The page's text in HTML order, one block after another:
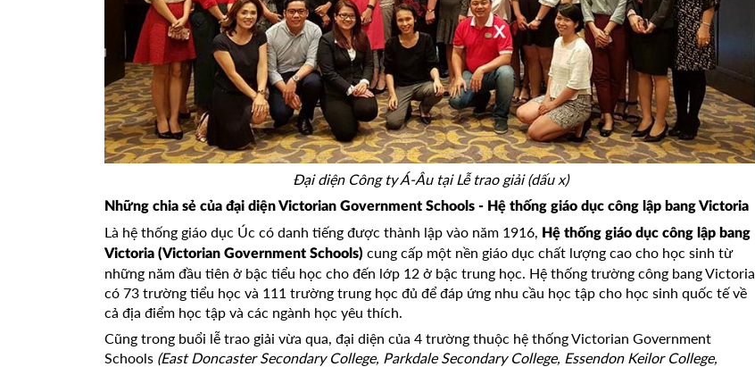
Đại diện Công ty Á-Âu tại Lễ trao giải (dấu x)
Những chia sẻ của đại diện Victorian Government Schools - Hệ thống giáo dục công lập bang Victoria
Là hệ thống giáo dục Úc có danh tiếng được thành lập vào năm 1916,
Hệ thống giáo dục công lập bang
Victoria (Victorian Government Schools) cung cấp một nền giáo dục chất lượng cao cho học sinh từ
những năm đầu tiên ở bậc tiểu học cho đến lớp 12 ở bậc trung học. Hệ thống trường công bang Victoria
có 73 trường tiểu học và 111 trường trung học đủ để đáp ứng nhu cầu học tập cho học sinh quốc tế về
cả địa điểm học tập và các ngành học yêu thích.
Cũng trong buổi lễ trao giải vừa qua, đại diện của 4 trường thuộc hệ thống Victorian Government
Schools (East Doncaster Secondary College, Parkdale Secondary College, Essendon Keilor College,